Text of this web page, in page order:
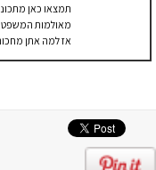
תמצאו כאן
מאולמות המשפט,
אז למה אתן